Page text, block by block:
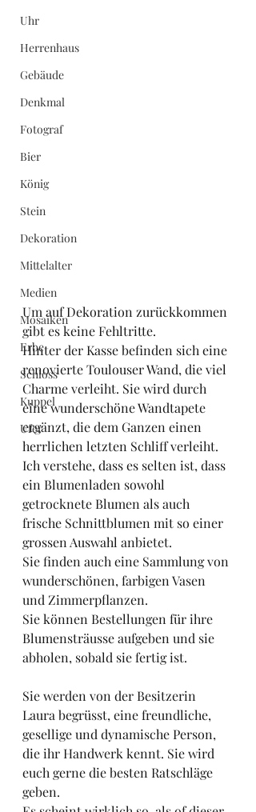
Uhr
Herrenhaus
Gebäude
Denkmal
Fotograf
Bier
König
Stein
Dekoration
Mittelalter
Medien
Mosaiken
Erbe
Schloss
Kuppel
Ufer
Um auf Dekoration zurückkommen
gibt es keine Fehltritte.
Hinter der Kasse befinden sich eine
renovierte Toulouser Wand, die viel
Charme verleiht. Sie wird durch
eine wunderschöne Wandtapete
ergänzt, die dem Ganzen einen
herrlichen letzten Schliff verleiht.
Ich verstehe, dass es selten ist, dass
ein Blumenladen sowohl
getrocknete Blumen als auch
frische Schnittblumen mit so einer
grossen Auswahl anbietet.
Sie finden auch eine Sammlung von
wunderschönen, farbigen Vasen
und Zimmerpflanzen.
Sie können Bestellungen für ihre
Blumensträusse aufgeben und sie
abholen, sobald sie fertig ist.
Sie werden von der Besitzerin
Laura begrüsst, eine freundliche,
gesellige und dynamische Person,
die ihr Handwerk kennt. Sie wird
euch gerne die besten Ratschläge
geben.